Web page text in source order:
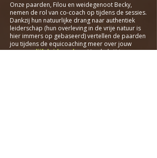
Onze paarden, Filou en weidegenoot Becky,
nemen de rol van co-coach op tijdens de sessies.
Dankzij hun natuurlijke drang naar authentiek
leiderschap (hun overleving in de vrije natuur is
hier immers op gebaseerd) vertellen de paarden
jou tijdens de equicoaching meer over jouw
persoonlijk leiderschap. Hoe heb jij jouw